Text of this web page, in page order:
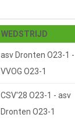
WEDSTRIJD
asv Dronten O23-1 -
VVOG O23-1
CSV'28 O23-1 - asv
Dronten O23-1